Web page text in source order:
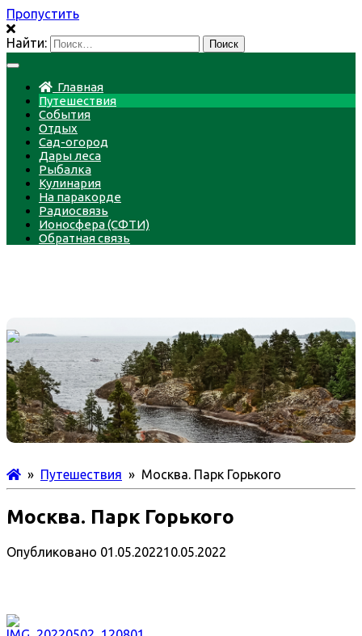
Пропустить
Найти:
Главная
Путешествия
События
Отдых
Сад-огород
Дары леса
Рыбалка
Кулинария
На паракорде
Радиосвязь
Ионосфера (СФТИ)
Обратная связь
» Путешествия » Москва. Парк Горького
Москва. Парк Горького
Опубликовано 01.05.202210.05.2022